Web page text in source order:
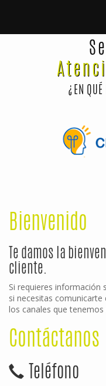
¿EN
Bienvenido
Te damos la
cliente.
Si requieres información
si necesitas
los canales que
Contáctanos
Teléfono